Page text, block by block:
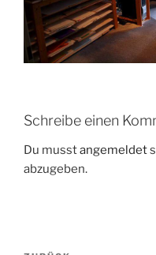
Schreibe einen
Du musstangemeldet
abzugeben.
Beitragsnavigation